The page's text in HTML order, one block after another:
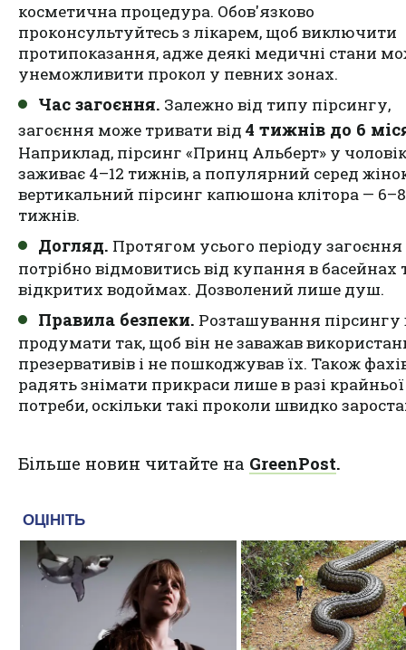
косметична процедура. Обов'язково
проконсультуйтесь з лікарем, щоб виключити
протипоказання, адже деякі медичні стани
унеможливити прокол у певних зонах.
Час загоєння. Залежно від типу пірсингу,
загоєння може тривати від 4 тижнів до 6
Наприклад, пірсинг «Принц Альберт» у
заживає 4–12 тижнів, а популярний серед
вертикальний пірсинг капюшона клітора — 6–8
тижнів.
Догляд. Протягом усього періоду загоєння
потрібно відмовитись від купання в басейнах
відкритих водоймах. Дозволений лише душ.
Правила безпеки. Розташування пірсингу
продумати так, щоб він не заважав
презервативів і не пошкоджував їх. Також
радять знімати прикраси лише в разі крайньої
потреби, оскільки такі проколи швидко
Більше новин читайте на GreenPost.